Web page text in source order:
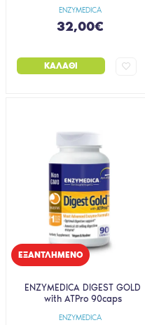
ENZYMEDICA
32,00€
ΚΑΛΆΘΙ
EΞΑΝΤΛΗΜΈΝΟ
ENZYMEDICA
ENZYMEDICA DIGEST GOLD
with ATPro 90caps